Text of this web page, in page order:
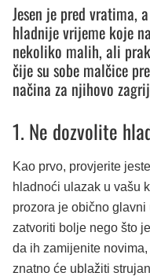
Jesen je pred vratima,
hladnije vrijeme koje
nekoliko malih, ali
čije su sobe malčice
načina za njihovo
1. Ne dozvolite
Kao prvo, provjerite
hladnoći ulazak u vašu
prozora je obično glavni
zatvoriti bolje nego što
da ih zamijenite
znatno će ublažiti